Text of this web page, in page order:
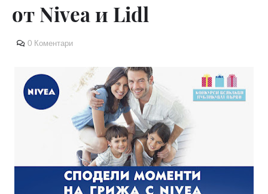
от Nivea и Lidl
0 Коментари